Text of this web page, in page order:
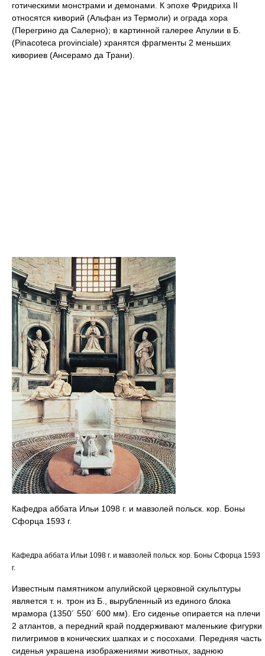
готическими монстрами и демонами. К эпохе Фридриха II
относятся киворий (Альфан из Термоли) и ограда хора
(Перегрино да Салерно); в картинной галерее Апулии в Б.
(Pinacoteca provinciale) хранятся фрагменты 2 меньших
кивориев (Ансерамо да Трани).
Кафедра аббата Ильи 1098 г. и мавзолей польск. кор. Боны
Сфорца 1593 г.
Кафедра аббата Ильи 1098 г. и мавзолей польск. кор. Боны Сфорца 1593
г.
Известным памятником апулийской церковной скульптуры
является т. н. трон из Б., вырубленный из единого блока
мрамора (1350´ 550´ 600 мм). Его сиденье опирается на плечи
2 атлантов, а передний край поддерживают маленькие фигурки
пилигримов в конических шапках и с посохами. Передняя часть
сиденья украшена изображениями животных, заднюю